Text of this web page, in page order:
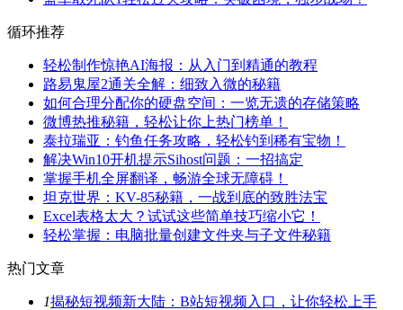
循环推荐
轻松制作惊艳AI海报：从入门到精通的教程
路易鬼屋2通关全解：细致入微的秘籍
如何合理分配你的硬盘空间：一览无遗的存储策略
微博热推秘籍，轻松让你上热门榜单！
泰拉瑞亚：钓鱼任务攻略，轻松钓到稀有宝物！
解决Win10开机提示Sihost问题：一招搞定
掌握手机全屏翻译，畅游全球无障碍！
坦克世界：KV-85秘籍，一战到底的致胜法宝
Excel表格太大？试试这些简单技巧缩小它！
轻松掌握：电脑批量创建文件夹与子文件秘籍
热门文章
1揭秘短视频新大陆：B站短视频入口，让你轻松上手